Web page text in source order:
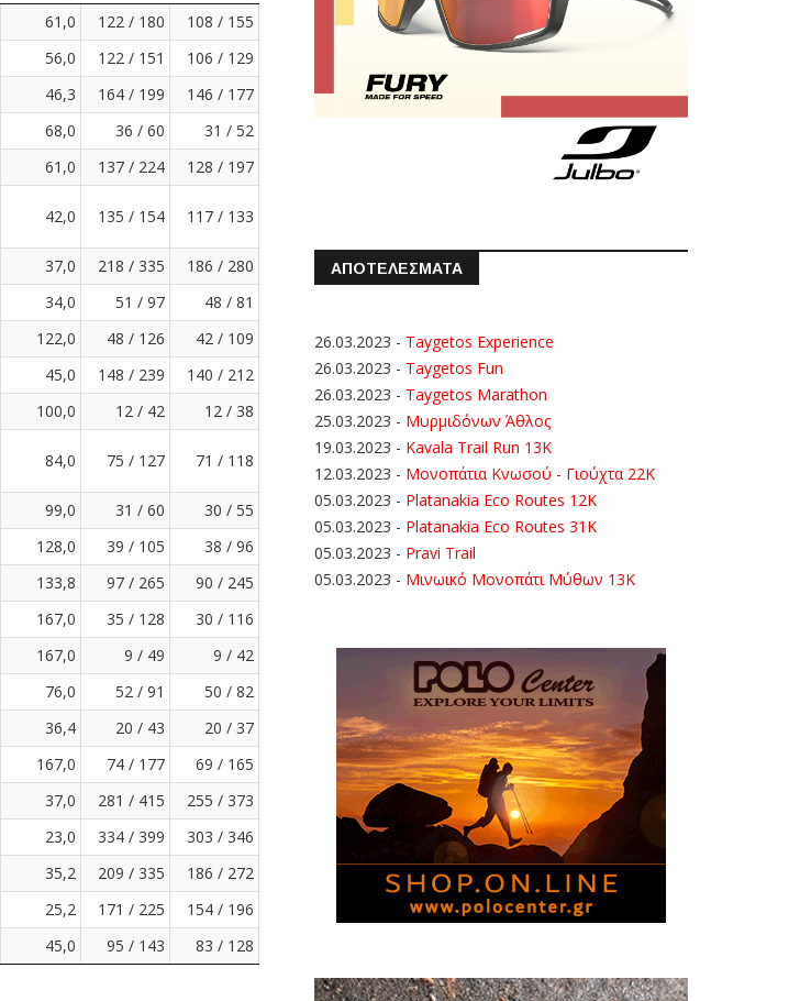
61,0 122 / 180
108 / 155
56,0 122 / 151
106 / 129
46,3 164 / 199
146 / 177
68,0 36 / 60
31 / 52
61,0 137 / 224
128 / 197
42,0 135 / 154 117 / 133
37,0 218 / 335
186 / 280
34,0 51 / 97
48 / 81
122,0 48 / 126
42 / 109
45,0 148 / 239
140 / 212
100,0 12 / 42
12 / 38
84,0 75 / 127 71 / 118
99,0 31 / 60
30 / 55
128,0 39 / 105
38 / 96
133,8 97 / 265
90 / 245
167,0 35 / 128
30 / 116
167,0 9 / 49
9 / 42
76,0 52 / 91
50 / 82
36,4 20 / 43
20 / 37
167,0 74 / 177
69 / 165
37,0 281 / 415
255 / 373
23,0 334 / 399
303 / 346
35,2 209 / 335
186 / 272
25,2 171 / 225
154 / 196
45,0 95 / 143 83 / 128
ΑΠΟΤΕΛΕΣΜΑΤΑ
26.03.2023 - Taygetos Experience
26.03.2023 - Taygetos Fun
26.03.2023 - Taygetos Marathon
25.03.2023 - Μυρμιδόνων Άθλος
19.03.2023 - Kavala Trail Run 13K
12.03.2023 - Μονοπάτια Κνωσού - Γιούχτα 22Κ
05.03.2023 - Platanakia Eco Routes 12K
05.03.2023 - Platanakia Eco Routes 31K
05.03.2023 - Pravi Trail
05.03.2023 - Μινωικό Μονοπάτι Μύθων 13Κ